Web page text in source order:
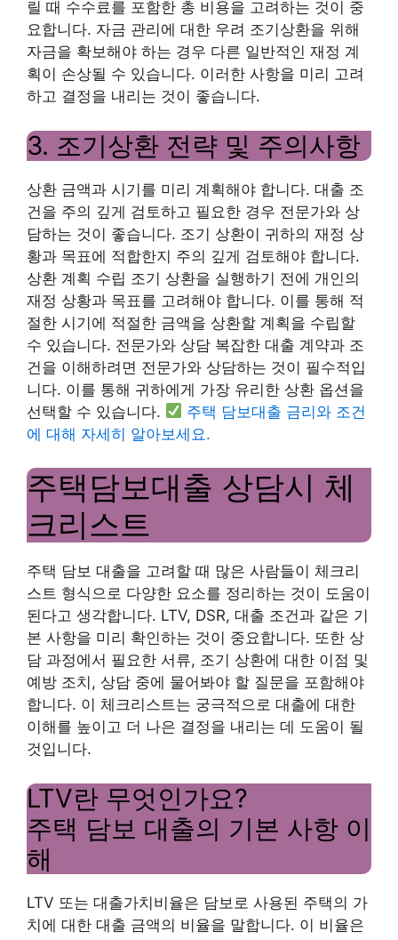
릴 때 수수료를 포함한 총 비용을 고려하는 것이 중
요합니다. 자금 관리에 대한 우려 조기상환을 위해
자금을 확보해야 하는 경우 다른 일반적인 재정 계
획이 손상될 수 있습니다. 이러한 사항을 미리 고려
하고 결정을 내리는 것이 좋습니다.
3. 조기상환 전략 및 주의사항
상환 금액과 시기를 미리 계획해야 합니다. 대출 조
건을 주의 깊게 검토하고 필요한 경우 전문가와 상
담하는 것이 좋습니다. 조기 상환이 귀하의 재정 상
황과 목표에 적합한지 주의 깊게 검토해야 합니다.
상환 계획 수립 조기 상환을 실행하기 전에 개인의
재정 상황과 목표를 고려해야 합니다. 이를 통해 적
절한 시기에 적절한 금액을 상환할 계획을 수립할
수 있습니다. 전문가와 상담 복잡한 대출 계약과 조
건을 이해하려면 전문가와 상담하는 것이 필수적입
니다. 이를 통해 귀하에게 가장 유리한 상환 옵션을
선택할 수 있습니다.
주택 담보대출 금리와 조건
에 대해 자세히 알아보세요.
주택담보대출 상담시 체
크리스트
주택 담보 대출을 고려할 때 많은 사람들이 체크리
스트 형식으로 다양한 요소를 정리하는 것이 도움이
된다고 생각합니다. LTV, DSR, 대출 조건과 같은 기
본 사항을 미리 확인하는 것이 중요합니다. 또한 상
담 과정에서 필요한 서류, 조기 상환에 대한 이점 및
예방 조치, 상담 중에 물어봐야 할 질문을 포함해야
합니다. 이 체크리스트는 궁극적으로 대출에 대한
이해를 높이고 더 나은 결정을 내리는 데 도움이 될
것입니다.
LTV란 무엇인가요?
주택 담보 대출의 기본 사항 이
해
LTV 또는 대출가치비율은 담보로 사용된 주택의 가
치에 대한 대출 금액의 비율을 말합니다. 이 비율은